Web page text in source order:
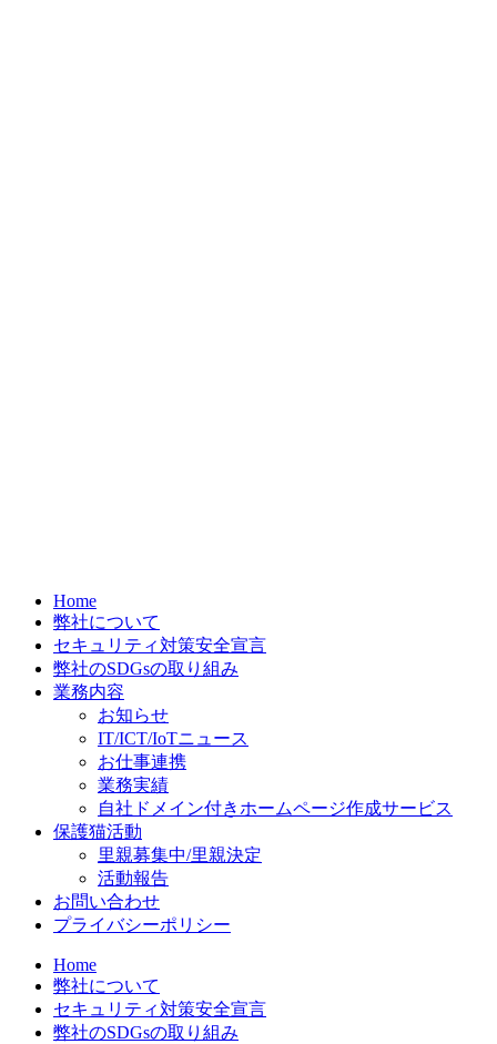
Home
弊社について
セキュリティ対策安全宣言
弊社のSDGsの取り組み
業務内容
お知らせ
IT/ICT/IoTニュース
お仕事連携
業務実績
自社ドメイン付きホームページ作成サービス
保護猫活動
里親募集中/里親決定
活動報告
お問い合わせ
プライバシーポリシー
Home
弊社について
セキュリティ対策安全宣言
弊社のSDGsの取り組み